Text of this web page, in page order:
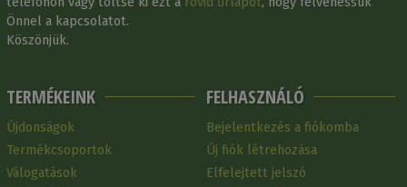
Önnel a kapcsolatot.
Köszönjük.
TERMÉKEINK
Újdonságok
Termékcsoportok
Válogatások
FELHASZNÁLÓ
Bejelentkezés a fiókomba
Új fiók létrehozása
Elfelejtett jelszó